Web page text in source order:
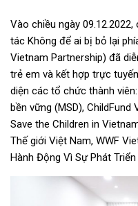
Vào chiều ngày
tác Không để ai bị bỏ lại
Vietnam Partnership) đã
trẻ em và kết hợp trực
diện các tổ chức thành
bền vững (MSD),
Save the Children in
Thế giới Việt Nam, WWF
Hành Động Vì Sự Phát Triển